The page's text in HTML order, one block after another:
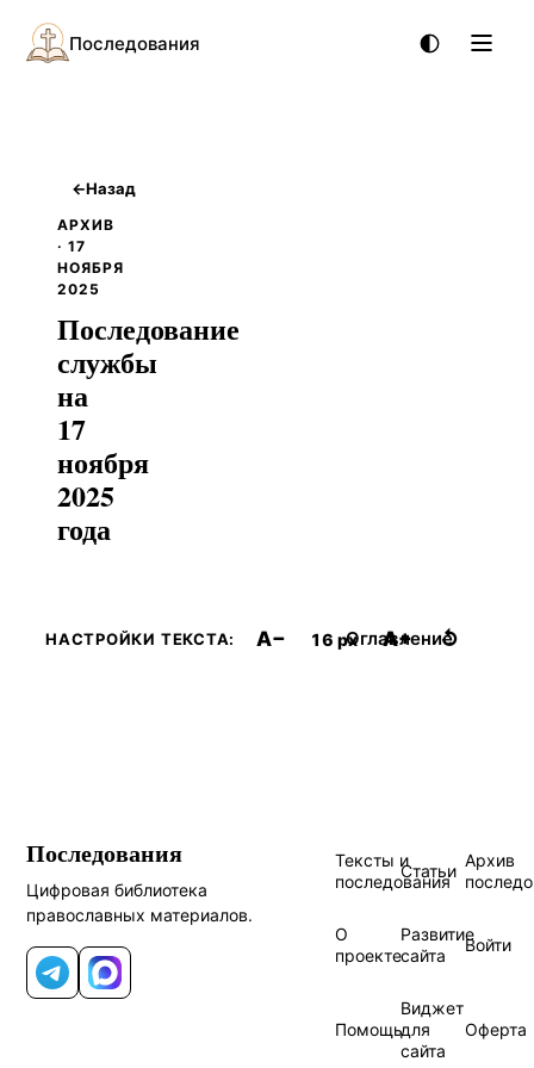
Последования
←Назад
АРХИВ
· 17
НОЯБРЯ
2025
Последование
службы
на
17
ноября
2025
года
НАСТРОЙКИ ТЕКСТА: A− 16 px A+ ↺
Оглавление
Последования
Цифровая библиотека
православных материалов.
Telegram
MAX
Тексты и
последования
Статьи
Архив
О
проекте
Развитие
сайта
Войти
Помощь
Виджет
для
сайта
Оферта